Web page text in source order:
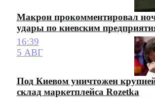
Макрон прокомментировал
удары по киевским
16:39
5 АВГ
Под Киевом уничтожен
склад маркетплейса Rozetka